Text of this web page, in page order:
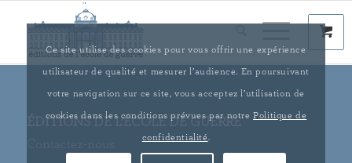
ÉDITIONS DE L’ÉCOLE DE GUERRE
Ce site utilise des cookies pour vous offrir une expérience
utilisateur de qualité et mesurer l’audience. En poursuivant
votre navigation sur ce site, vous acceptez l’utilisation de
cookies dans les conditions prévues par notrePolitique de
confidentialité